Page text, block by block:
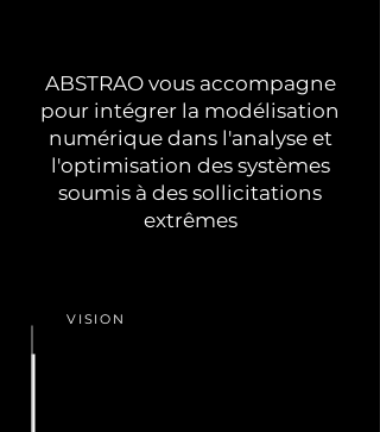
ABSTRAO vous accompagne
pour intégrer la modélisation
numérique dans l'analyse et
l'optimisation des systèmes
soumis à des sollicitations
extrêmes
VISION